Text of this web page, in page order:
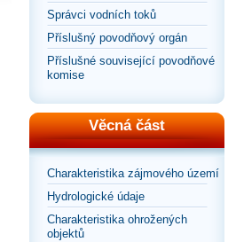
Správci vodních toků
Příslušný povodňový orgán
Příslušné související povodňové
komise
Věcná část
Charakteristika zájmového území
Hydrologické údaje
Charakteristika ohrožených
objektů